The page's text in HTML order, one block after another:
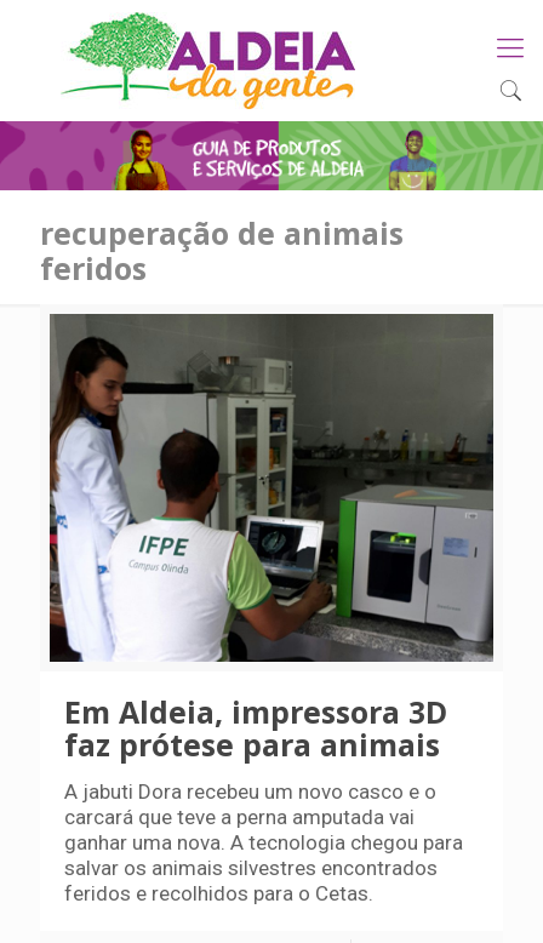
recuperação de animais
feridos
Em Aldeia, impressora 3D
faz prótese para animais
A jabuti Dora recebeu um novo casco e o
carcará que teve a perna amputada vai
ganhar uma nova. A tecnologia chegou para
salvar os animais silvestres encontrados
feridos e recolhidos para o Cetas.